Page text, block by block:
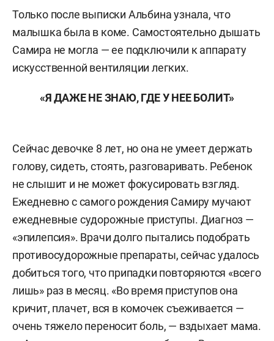
Только после выписки Альбина узнала, что
малышка была в коме. Самостоятельно дышать
Самира не могла — ее подключили к аппарату
искусственной вентиляции легких.
«Я ДАЖЕ НЕ ЗНАЮ, ГДЕ У НЕЕ БОЛИТ»
Сейчас девочке 8 лет, но она не умеет держать
голову, сидеть, стоять, разговаривать. Ребенок
не слышит и не может фокусировать взгляд.
Ежедневно с самого рождения Самиру мучают
ежедневные судорожные приступы. Диагноз —
«эпилепсия». Врачи долго пытались подобрать
противосудорожные препараты, сейчас удалось
добиться того, что припадки повторяются «всего
лишь» раз в месяц. «Во время приступов она
кричит, плачет, вся в комочек съеживается —
очень тяжело переносит боль, — вздыхает мама.